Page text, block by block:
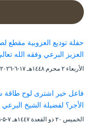
حفلة توديع العزوبية مقطع
العزيز البرعي وفقه الله
الأربعاء ۲ محرم ۱٤٤۸هـ ۱۷-٦-۲۰۲٦م
فاعل خير اشترى لوح طاقة
الأجر؟ لفضيلة الشيخ البرعي
الخميس ۲۰ ذو القعدة ۱٤٤۷هـ ۷-۵-۲۰۲٦م